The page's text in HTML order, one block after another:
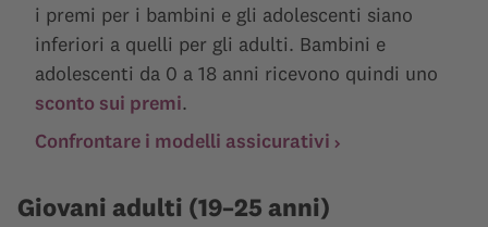
i premi per i bambini e gli adolescenti siano
inferiori a quelli per gli adulti. Bambini e
adolescenti da 0 a 18 anni ricevono quindi uno
sconto sui premi.
Confrontare i modelli assicurativi
Giovani adulti (19–25 anni)